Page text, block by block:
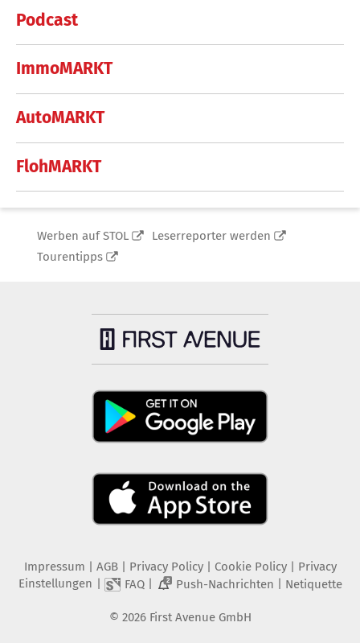
Podcast
ImmoMARKT
AutoMARKT
FlohMARKT
Werben auf STOL
Leserreporter werden
Tourentipps
Impressum AGB Privacy Policy| Cookie Policy| Privacy
Einstellungen
FAQ| 2 Push-Nachrichten Netiquette
© 2026 First Avenue GmbH